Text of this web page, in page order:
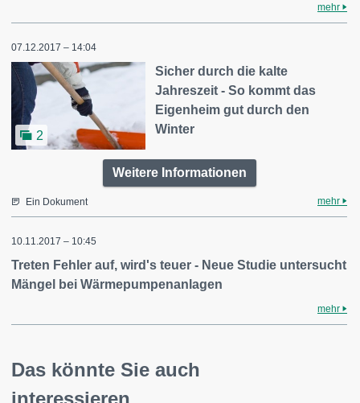
mehr
07.12.2017 – 14:04
2
Sicher durch die kalte
Jahreszeit - So kommt das
Eigenheim gut durch den
Winter
Weitere Informationen
Ein Dokument mehr
10.11.2017 – 10:45
Treten Fehler auf, wird's teuer - Neue Studie untersucht
Mängel bei Wärmepumpenanlagen
mehr
Das könnte Sie auch